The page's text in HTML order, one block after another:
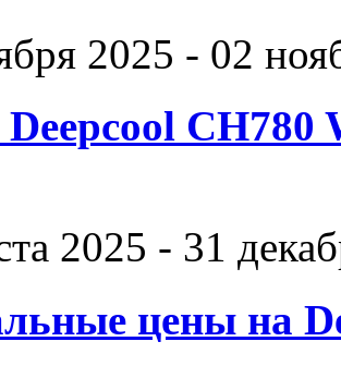
2025 - 02
CH780
2025 - 31
цены на